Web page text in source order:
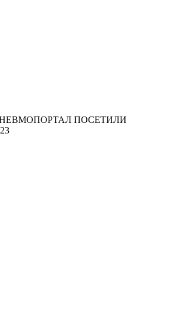
ПОСЕТИЛИ